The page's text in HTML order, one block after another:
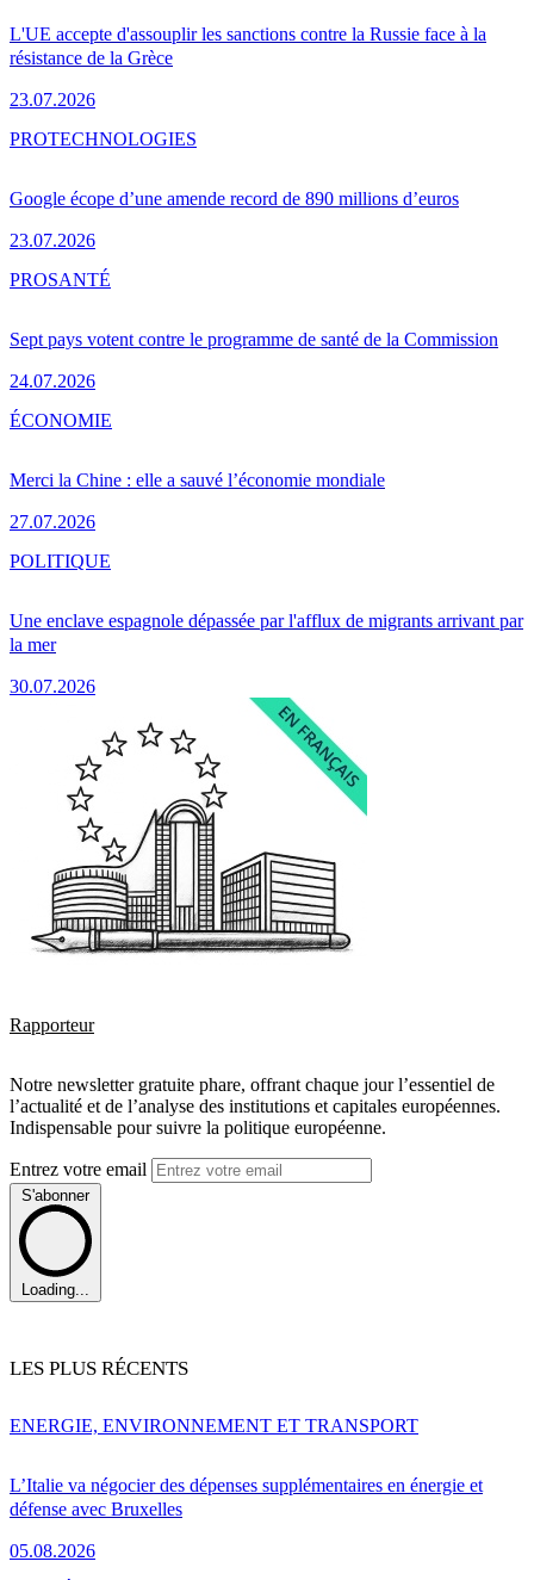
L'UE accepte d'assouplir les sanctions contre la Russie face à la
résistance de la Grèce
23.07.2026
Google écope d’une amende record de 890 millions d’euros
23.07.2026
PROTECHNOLOGIES
Sept pays votent contre le programme de santé de la Commission
24.07.2026
PROSANTÉ
Merci la Chine : elle a sauvé l’économie mondiale
27.07.2026
ÉCONOMIE
Une enclave espagnole dépassée par l'afflux de migrants arrivant par
la mer
30.07.2026
POLITIQUE
Rapporteur
Notre newsletter gratuite phare, offrant chaque jour l’essentiel de
l’actualité et de l’analyse des institutions et capitales européennes.
Indispensable pour suivre la politique européenne.
Entrez votre email
S'abonner
Loading...
LES PLUS RÉCENTS
L’Italie va négocier des dépenses supplémentaires en énergie et
défense avec Bruxelles
05.08.2026
ENERGIE, ENVIRONNEMENT ET TRANSPORT